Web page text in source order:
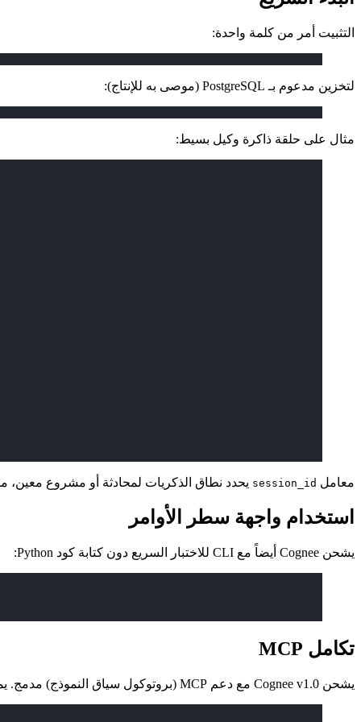
التثبيت أمر من كلمة واحدة:
لتخزين مدعوم بـ PostgreSQL (موصى به للإنتاج):
مثال على حلقة ذاكرة وكيل بسيط:
معامل session_id يحدد نطاق الذكريات لمحادثة أو مشروع معين،
استخدام واجهة سطر الأوامر
يشحن Cognee أيضاً مع CLI للاختبار السريع دون كتابة كود Python:
تكامل MCP
يشحن Cognee v1.0 مع دعم MCP (بروتوكول سياق النموذج) مدمج. يمكنك تشغيل Cognee كخادم MCP يستطيع أي وكيل متوافق مع MCP القراءة منه والكتابة إليه: